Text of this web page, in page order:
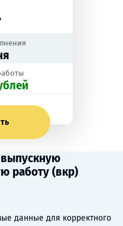
работу (вкр)
данные для корректного